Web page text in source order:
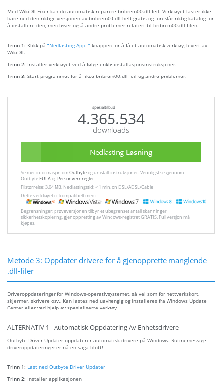
Med WikiDll Fixer kan du automatisk reparere bribrem00.dll feil. Verktøyet laster ikke
bare ned den riktige versjonen av bribrem00.dll helt gratis og foreslår riktig katalog for
å installere den, men løser også andre problemer relatert til bribrem00.dll-filen.
Trinn 1: Klikk på “Nedlasting App. ”-knappen for å få et automatisk verktøy, levert av
WikiDll.
Trinn 2: Installer verktøyet ved å følge enkle installasjonsinstruksjoner.
Trinn 3: Start programmet for å fikse bribrem00.dll feil og andre problemer.
spesialtilbud
4.365.534
downloads
Nedlasting Løsning
Se mer informasjon omOutbyteog unistall :instruksjoner. Vennligst se gjennom
Outbyte EULAog Personvernregler
Filstørrelse: 3.04 MB, Nedlastingstid: < 1 min. on DSL/ADSL/Cable
Dette verktøyet er kompatibelt med:
Begrensninger: prøveversjonen tilbyr et ubegrenset antall skanninger,
sikkerhetskopiering, gjenoppretting av Windows-registret GRATIS. Full versjon må
kjøpes.
Metode 3: Oppdater drivere for å gjenopprette manglende
.dll-filer
Driveroppdateringer for Windows-operativsystemet, så vel som for nettverkskort,
skjermer, skrivere osv., Kan lastes ned uavhengig og installeres fra Windows Update
Center eller ved hjelp av spesialiserte verktøy.
ALTERNATIV 1 - Automatisk Oppdatering Av Enhetsdrivere
Outbyte Driver Updater oppdaterer automatisk drivere på Windows. Rutinemessige
driveroppdateringer er nå en saga blott!
Trinn 1: Last ned Outbyte Driver Updater
Trinn 2: Installer applikasjonen